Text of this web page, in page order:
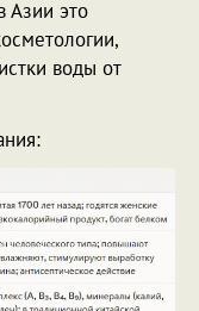
Азии это
воды от